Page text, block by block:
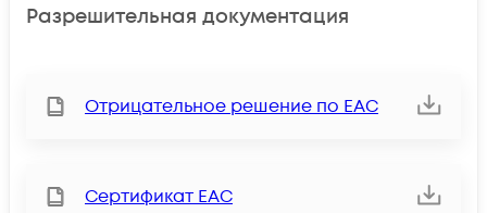
Разрешительная документация
Отрицательное решение по ЕАС
Сертификат ЕАС